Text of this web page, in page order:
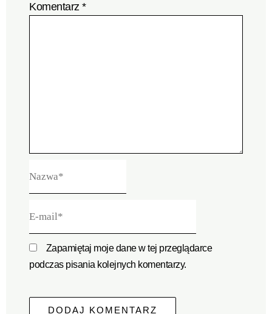
Komentarz*
mail*
Zapamiętaj moje dane w tej przeglądarce
podczas pisania kolejnych komentarzy.